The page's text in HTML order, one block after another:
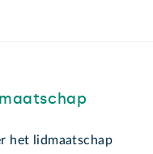
het lidmaatschap